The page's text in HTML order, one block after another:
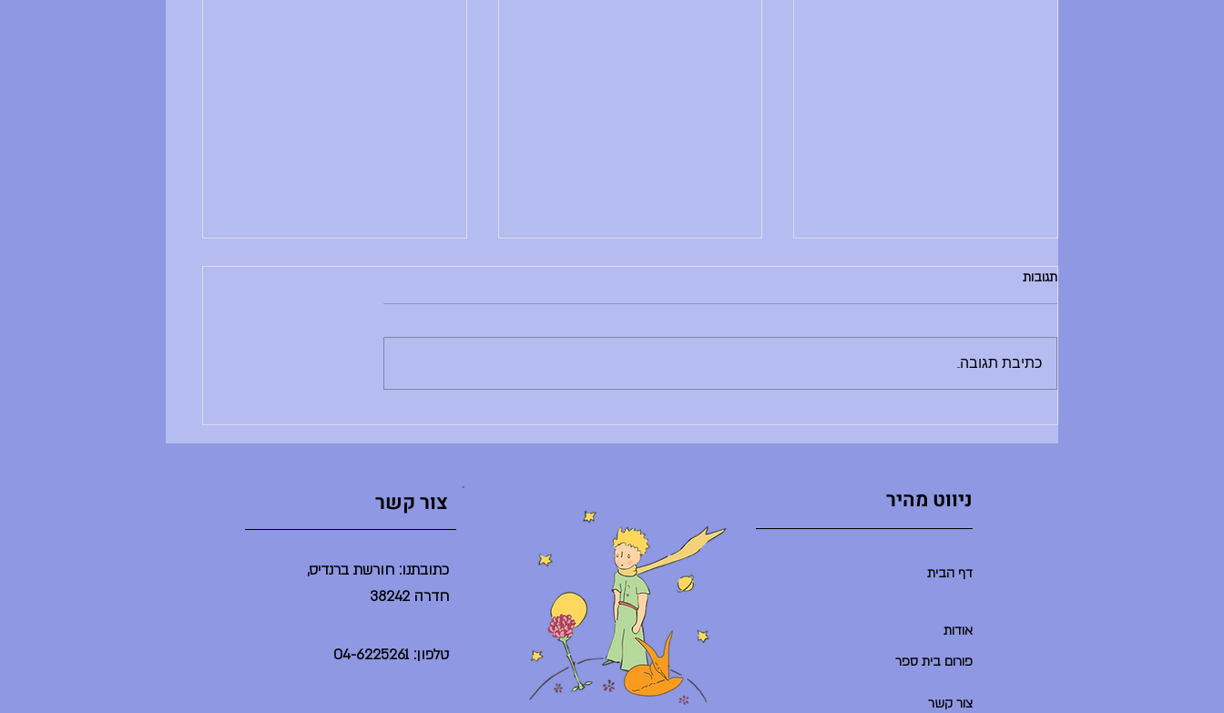
הודעות יום שלישי, 30.6.26
בוקר טוב, - החזרת ספרים לספריה היום
הודעות יום שני, 29.6.26
בוקר טוב, - רותם צדוק לא נמצאת - הדר
הודעות יום ראשון, 28.6.26
בוקר טוב ושבוע טוב, - ענבל לא נמצאת -
תגובות
כתיבת תגובה...
צור קשר ניווט מהיר
כתובתנו: חורשת ברנדיס,
חדרה 38242
טלפון: 04-6225261
דף הבית
אודות
פורום בית ספר
צור קשר